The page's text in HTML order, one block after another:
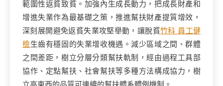
範圍性返貧致貧。加強內生成長動力，把成長財產和
增進失業作為最基礎之策，推進幫扶財產提質增效，
深刻展開避免返貧失業攻堅舉動，讓脫貧竹科 員工健
檢生齒有穩固的失業增收機遇。減少區域之間、群體
之間差距，樹立分層分類幫扶軌制，經由過程工具部
協作、定點幫扶、社會幫扶等多種方法構成協力，樹